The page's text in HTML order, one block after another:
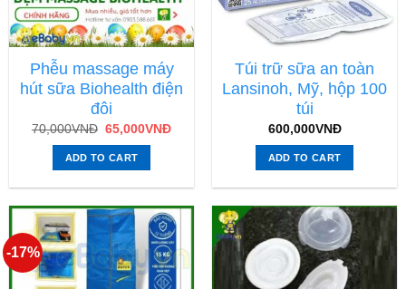
Phễu massage máy
hút sữa Biohealth điện
đôi
70,000VNĐ 65,000VNĐ
ADD TO CART
Túi trữ sữa an toàn
Lansinoh, Mỹ, hộp 100
túi
600,000VNĐ
ADD TO CART
-17%